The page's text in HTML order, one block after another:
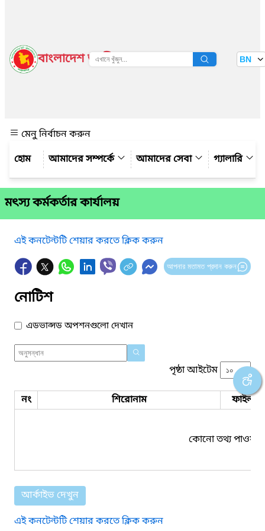
বাংলাদেশ জাতীয় তথ্য বাতায়ন BN
মেনু নির্বাচন করুন
আমাদের সম্পর্কে
আমাদের সেবা গ্যালারি
মৎস্য কর্মকর্তার কার্যালয়
এই কনটেন্টটি শেয়ার করতে ক্লিক করুন
আপনার মতামত প্রদান করুন
নোটিশ
এডভান্সড অপশনগুলো দেখান
পৃষ্ঠা আইটেম
নং শিরোনাম ফাইল
কোনো তথ্য পাওয়া
আর্কাইভ দেখুন
এই কনটেন্টটি শেয়ার করতে ক্লিক করুন